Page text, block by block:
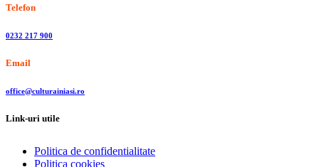
Telefon
0232 217 900
Email
office@culturainiasi.ro
Link-uri utile
Politica de confidentialitate
Politica cookies